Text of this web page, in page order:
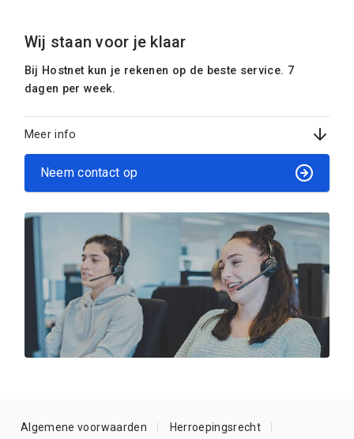
Wij staan voor je klaar
Bij Hostnet kun je rekenen op de beste service. 7
dagen per week.
Meer info
Neem contact op
Algemene voorwaarden Herroepingsrecht